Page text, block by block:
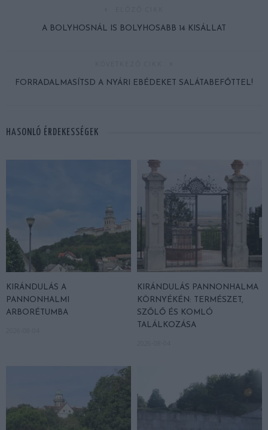
A BOLYHOSNÁL IS BOLYHOSABB 14 KISÁLLAT
FORRADALMASÍTSD A NYÁRI EBÉDEKET SALÁTABEFŐTTEL!
HASONLÓ ÉRDEKESSÉGEK
KIRÁNDULÁS A
PANNONHALMI
ARBORÉTUMBA
KIRÁNDULÁS PANNONHALMA
KÖRNYÉKÉN: TERMÉSZET,
SZŐLŐ ÉS KOMLÓ
TALÁLKOZÁSA